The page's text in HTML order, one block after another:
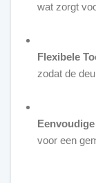
wat zorgt
Flexibele
zodat de
voor een